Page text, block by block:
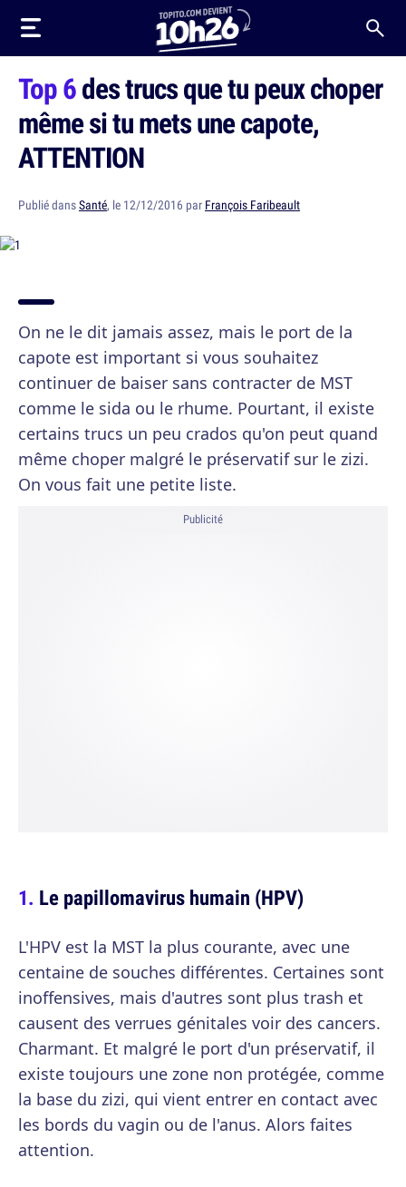
Top 6des trucs que tu peux choper
même si tu mets une capote,
ATTENTION
Publié dansSanté, le 12/12/2016 par François Faribeault
On ne le dit jamais assez, mais le port de la
capote est important si vous souhaitez
continuer de baiser sans contracter de MST
comme le sida ou le rhume. Pourtant, il existe
certains trucs un peu crados qu'on peut quand
même choper malgré le préservatif sur le zizi.
On vous fait une petite liste.
Publicité
Le papillomavirus humain (HPV)
L'HPV est la MST la plus courante, avec une
centaine de souches différentes. Certaines sont
inoffensives, mais d'autres sont plus trash et
causent des verrues génitales voir des cancers.
Charmant. Et malgré le port d'un préservatif, il
existe toujours une zone non protégée, comme
la base du zizi, qui vient entrer en contact avec
les bords du vagin ou de l'anus. Alors faites
attention.